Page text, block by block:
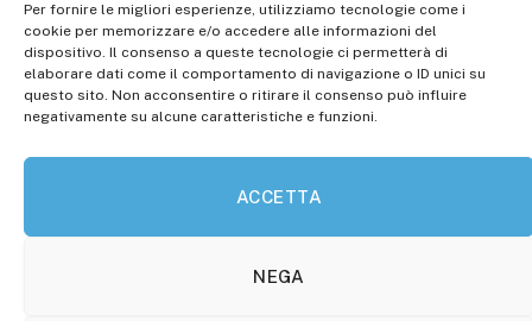
Per fornire le migliori esperienze, utilizziamo tecnologie come i
cookie per memorizzare e/o accedere alle informazioni del
dispositivo. Il consenso a queste tecnologie ci permetterà di
elaborare dati come il comportamento di navigazione o ID unici su
questo sito. Non acconsentire o ritirare il consenso può influire
negativamente su alcune caratteristiche e funzioni.
ACCETTA
NEGA
Registr. presso il Tribunale di Campobasso: 3/2013 del
14.11.2013, Cron. 1254
Roc: iscrizione n° 25549 (Prot. 1138/com/15 del
30.04.2015)
P.Iva: 01707150700